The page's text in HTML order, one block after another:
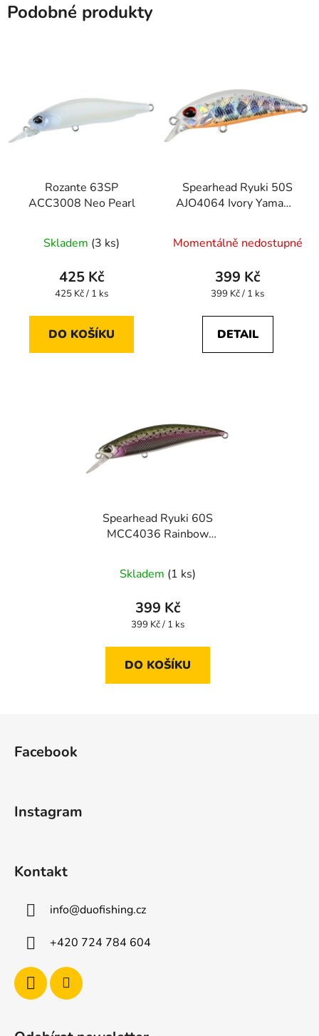
Podobné produkty
Rozante 63SP
ACC3008 Neo Pearl
Skladem (3 ks)
425 Kč
Měrná
425 Kč / 1 ks
DO KOŠÍKU
Spearhead Ryuki 50S
AJO4064 Ivory Yamame
Momentálně nedostupné
399 Kč
Měrná
399 Kč / 1 ks
DETAIL
Spearhead Ryuki 60S
MCC4036 Rainbow
Skladem (1 ks)
399 Kč
Měrná
399 Kč / 1 ks
DO KOŠÍKU
Facebook
Instagram
Kontakt
info@duofishing.cz
+420 724 784 604